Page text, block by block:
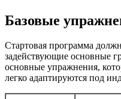
Базовые
Стартовая программа
задействующие основные
основные упражнения,
легко адаптируются под